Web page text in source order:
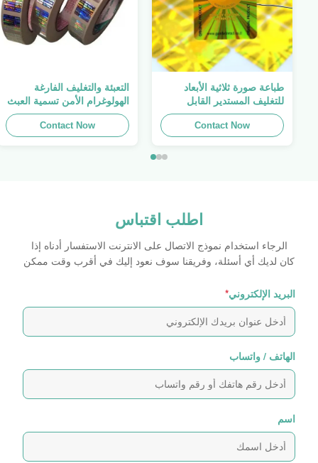
طباعة صورة ثلاثية الأبعاد
للتغليف المستدير القابل
للطباعة ، الملصق الأصلي ،
صفائح لاصقة ذاتية اللصق
Contact Now
التعبئة والتغليف الفارغة
الهولوغرام الأمن تسمية العبث
واضح ملصق الهولوغرام شعار
الليزر
Contact Now
اطلب اقتباس
الرجاء استخدام نموذج الاتصال على الانترنت الاستفسار أدناه إذا
كان لديك أي أسئلة، وفريقنا سوف نعود إليك في أقرب وقت ممكن
البريد الإلكتروني*
الهاتف / واتساب
اسم